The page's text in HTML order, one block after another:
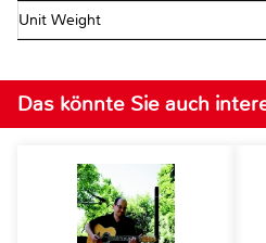
Unit Weight
Das könnte Sie auch